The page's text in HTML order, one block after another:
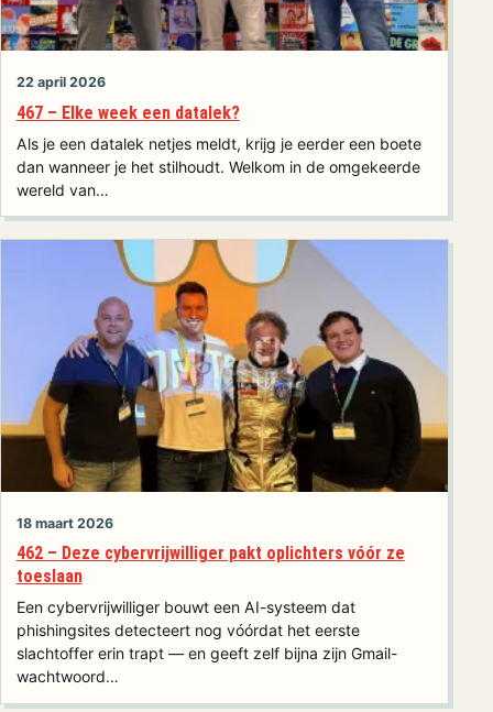
22 april 2026
467 – Elke week een datalek?
Als je een datalek netjes meldt, krijg je eerder een boete
dan wanneer je het stilhoudt. Welkom in de omgekeerde
wereld van…
18 maart 2026
462 – Deze cybervrijwilliger pakt oplichters vóór ze
toeslaan
Een cybervrijwilliger bouwt een AI-systeem dat
phishingsites detecteert nog vóórdat het eerste
slachtoffer erin trapt — en geeft zelf bijna zijn Gmail-
wachtwoord…